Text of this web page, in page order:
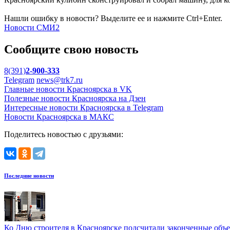
Нашли ошибку в новости? Выделите ее и нажмите Ctrl+Enter.
Новости СМИ2
Сообщите свою новость
8(391)2-900-333
Telegram news@trk7.ru
Главные новости Красноярска в VK
Полезные новости Красноярска на Дзен
Интересные новости Красноярска в Telegram
Новости Красноярска в МАКС
Поделитесь новостью с друзьями:
Последние новости
Ко Дню строителя в Красноярске подсчитали законченные